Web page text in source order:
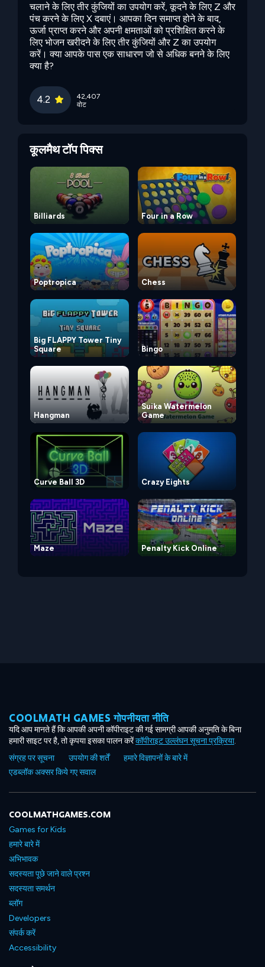
चलाने के लिए तीर कुंजियों का उपयोग करें, कूदने के लिए Z और
पंच करने के लिए X दबाएं। आपका दिन समाप्त होने के बाद,
ऊर्जा प्राप्त करने और अपनी क्षमताओं को प्रशिक्षित करने के
लिए भोजन खरीदने के लिए तीर कुंजियों और Z का उपयोग
करें। क्या आपके पास एक साधारण जो से अधिक बनने के लिए
क्या है?
4.2
42,407
वोट
कूलमैथ टॉप पिक्स
Billiards Four in a Row
Poptropica Chess
Big FLAPPY Tower Tiny
Square
Bingo
Hangman
Suika Watermelon
Game
Curve Ball 3D Crazy Eights
Maze Penalty Kick Online
COOLMATH GAMES गोपनीयता नीति
यदि आप मानते हैं कि आपकी अपनी कॉपीराइट की गई सामग्री आपकी अनुमति के बिना
हमारी साइट पर है, तो कृपया इसका पालन करेंकॉपीराइट उल्लंघन सूचना प्रक्रिया.
संग्रह पर सूचना
उपयोग की शर्तें
हमारे विज्ञापनों के बारे में
एडब्लॉक अक्सर किये गए सवाल
COOLMATHGAMES.COM
Games for Kids
हमारे बारे में
अभिभावक
सदस्यता पूछे जाने वाले प्रश्न
सदस्यता समर्थन
ब्लॉग
Developers
संपर्क करें
Accessibility